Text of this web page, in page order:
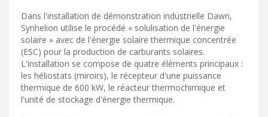
Dans l'installation de démonstration industrielle Dawn,
Synhelion utilise le procédé « solulisation de l'énergie
solaire » avec de l'énergie solaire thermique concentrée
(ESC) pour la production de carburants solaires.
L'installation se compose de quatre éléments principaux :
les héliostats (miroirs), le récepteur d'une puissance
thermique de 600 kW, le réacteur thermochimique et
l'unité de stockage d'énergie thermique.